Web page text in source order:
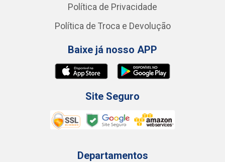
Política de Privacidade
Política de Troca e Devolução
Baixe já nosso APP
Site Seguro
Departamentos